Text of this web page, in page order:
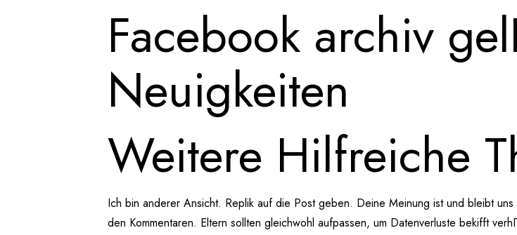
Facebook archiv
Neuigkeiten
Weitere Hilfreiche
Ich bin anderer Ansicht. Replik auf die Post geben. Deine Meinung ist und bleibt
den Kommentaren. Eltern sollten gleichwohl aufpassen, um Datenverluste bekifft